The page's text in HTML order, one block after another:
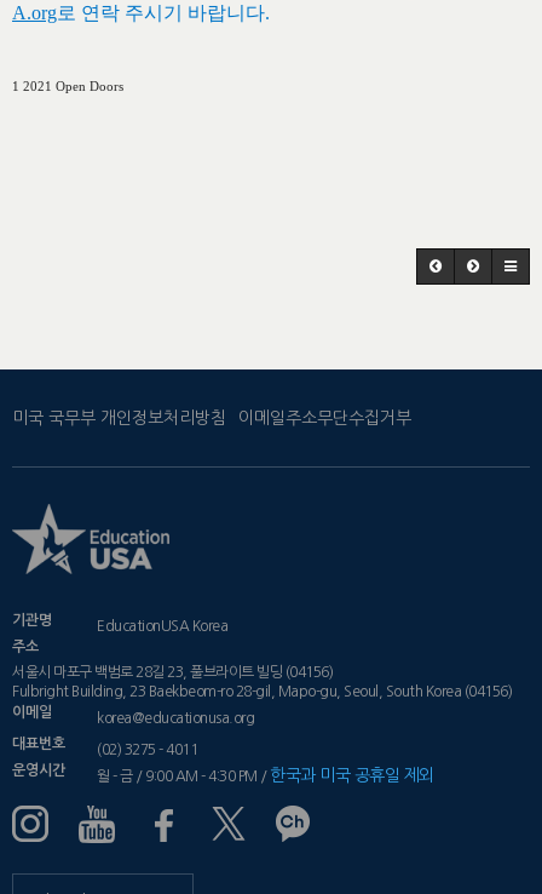
A.org로 연락 주시기 바랍니다.
1 2021 Open Doors
미국 국무부 개인정보처리방침 이메일주소무단수집거부
기관명
EducationUSA Korea
주소
서울시 마포구 백범로 28길 23, 풀브라이트 빌딩 (04156)
Fulbright Building, 23 Baekbeom-ro 28-gil, Mapo-gu, Seoul, South Korea (04156)
이메일
korea@educationusa.org
대표번호
(02) 3275 - 4011
운영시간
월 - 금 / 9:00 AM - 4:30 PM / 한국과 미국 공휴일 제외